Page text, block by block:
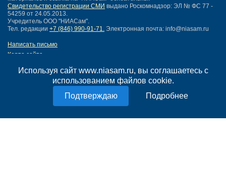
Используя сайт www.niasam.ru, вы соглашаетесь с
использованием файлов cookie.
Подробнее
Свидетельство регистрации СМИ выдано Роскомнадзор: ЭЛ № ФС 77 -
54259 от 24.05.2013.
Учредитель ООО "НИАСам".
Тел. редакции +7 (846) 990-91-71. Электронная почта: info@niasam.ru
Написать письмо
Карта сайта
Политика конфиденциальности
Согласие на обработку персональных данных